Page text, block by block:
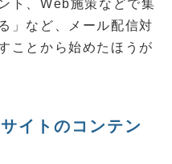
ト、Web施策などで集
」など、メール配信対
ことから始めたほうが
イトのコンテン